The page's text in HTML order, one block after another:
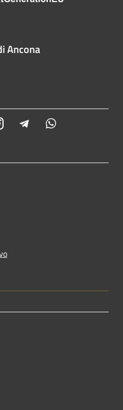
Ancona
Instagram Telegram